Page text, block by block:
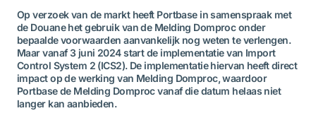
Op verzoek van de markt heeft Portbase in samenspraak met
de Douane het gebruik van de Melding Domproc onder
bepaalde voorwaarden aanvankelijk nog weten te verlengen.
Maar vanaf 3 juni 2024 start de implementatie van Import
Control System 2 (ICS2). De implementatie hiervan heeft direct
impact op de werking van Melding Domproc, waardoor
Portbase de Melding Domproc vanaf die datum helaas niet
langer kan aanbieden.